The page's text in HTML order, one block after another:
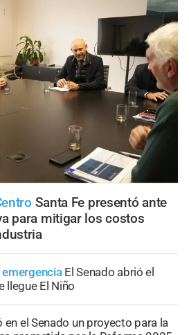
Santa Fe presentó ante
para mitigar los costos
El Senado abrió el
llegue El Niño
en el Senado un proyecto para la